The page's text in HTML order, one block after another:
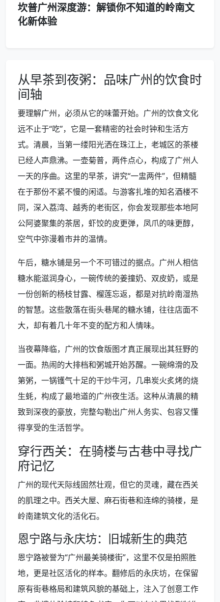
坎普广州深度游：解锁你不知道的岭南文
化新体验
从早茶到夜粥：品味广州的饮食时
间轴
要理解广州，必须从它的味蕾开始。广州的饮食文化
远不止于“吃”，它是一套精密的社会时钟和生活方
式。清晨，当第一缕阳光洒在珠江上，老城区的茶楼
已经人声鼎沸。一壶菊普，两件点心，构成了广州人
一天的序曲。这里的早茶，讲究“一盅两件”，但精髓
在于那份不紧不慢的闲适。与游客扎堆的知名酒楼不
同，深入荔湾、越秀的老街区，你会发现那些本地阿
公阿婆聚集的茶居，虾饺的皮更弹，凤爪的味更醇，
空气中弥漫着市井的温情。
午后，糖水铺是另一个不可错过的据点。广州人相信
糖水能滋润身心，一碗传统的姜撞奶、双皮奶，或是
一份创新的杨枝甘露、榴莲忘返，都是对抗岭南湿热
的智慧。这些散落在街头巷尾的糖水铺，往往店面不
大，却有着几十年不变的配方和人情味。
当夜幕降临，广州的饮食版图才真正展现出其狂野的
一面。热闹的大排档和粥城开始苏醒。一碗绵滑的及
第粥，一锅镬气十足的干炒牛河，几串炭火炙烤的烧
生蚝，构成了最地道的广州夜生活。这种从清晨的精
致到深夜的豪放，完整勾勒出广州人务实、包容又懂
得享受的生活哲学。
穿行西关：在骑楼与古巷中寻找广
府记忆
广州的现代天际线固然壮观，但它的灵魂，藏在西关
的肌理之中。西关大屋、麻石街巷和连绵的骑楼，是
岭南建筑文化的活化石。
恩宁路与永庆坊：旧城新生的典范
恩宁路被誉为“广州最美骑楼街”，这里不仅是拍照胜
地，更是社区活化的样本。翻修后的永庆坊，在保留
原有街巷格局和建筑风貌的基础上，注入了创意工作